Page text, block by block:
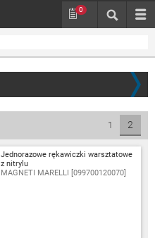
0
1 2
Jednorazowe rękawiczki warsztatowe
z nitrylu
MAGNETI MARELLI [099700120070]